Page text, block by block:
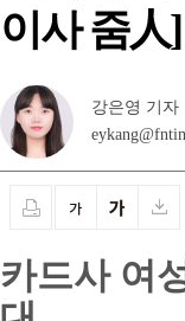
이사 줌人]
강은영 기자
카드사 여